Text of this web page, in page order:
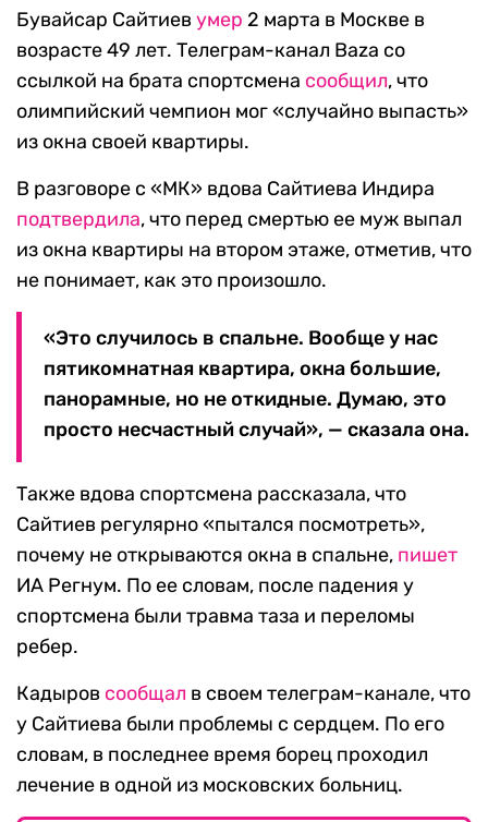
Бувайсар Сайтиев умер 2 марта в Москве в
возрасте 49 лет. Телеграм-канал Baza со
ссылкой на брата спортсмена сообщил, что
олимпийский чемпион мог «случайно выпасть»
из окна своей квартиры.
В разговоре с «МК» вдова Сайтиева Индира
подтвердила, что перед смертью ее муж выпал
из окна квартиры на втором этаже, отметив, что
не понимает, как это произошло.
«Это случилось в спальне. Вообще у нас
пятикомнатная квартира, окна большие,
панорамные, но не откидные. Думаю, это
просто несчастный случай», — сказала она.
Также вдова спортсмена рассказала, что
Сайтиев регулярно «пытался посмотреть»,
почему не открываются окна в спальне, пишет
ИА Регнум. По ее словам, после падения у
спортсмена были травма таза и переломы
ребер.
Кадыров сообщал в своем телеграм-канале, что
у Сайтиева были проблемы с сердцем. По его
словам, в последнее время борец проходил
лечение в одной из московских больниц.